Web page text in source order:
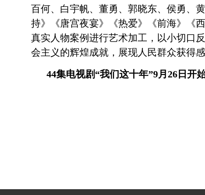
百何、白宇帆、董勇、郭晓东、侯勇、
持》《唐宫夜宴》《热爱》《前海》《
真实人物案例进行艺术加工，以小切口
会主义的辉煌成就，展现人民群众获得
44集电视剧“我们这十年”9月26日开